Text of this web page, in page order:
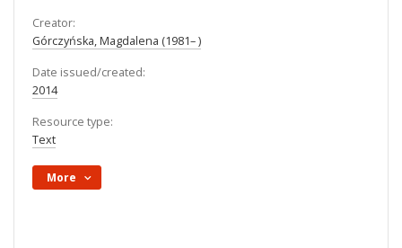
Creator:
Górczyńska, Magdalena (1981– )
Date issued/created:
2014
Resource type:
Text
More